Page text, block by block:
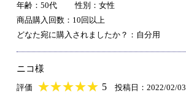
年齢：50代
性別：女性
商品購入回数：10回以上
どなた宛に購入されましたか？：自分用
ニコ様
評価 ★★★★★
★★★★★ 5 投稿日：2022/02/03